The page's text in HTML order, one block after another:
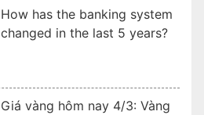
How has the banking system
changed in the last 5 years?
Giá vàng hôm nay 4/3: Vàng